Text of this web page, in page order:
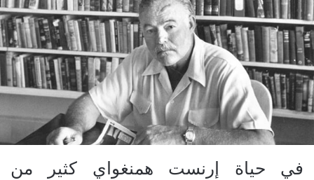
في حياة إرنست همنغواي كثير من